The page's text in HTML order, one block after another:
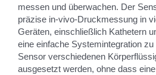
messen und überwachen. Der
präzise in-vivo-Druckmessung in
Geräten, einschließlich Kathetern
eine einfache Systemintegration
Sensor verschiedenen
ausgesetzt werden, ohne dass